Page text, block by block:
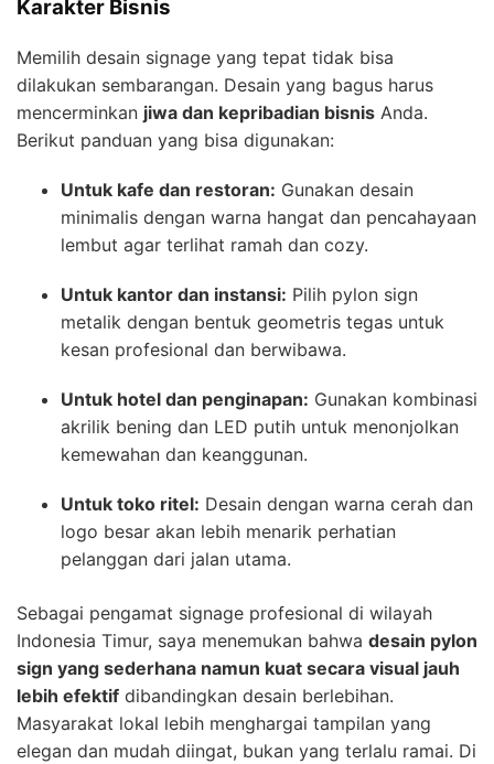
Karakter Bisnis
Memilih desain signage yang tepat tidak bisa
dilakukan sembarangan. Desain yang bagus harus
mencerminkan jiwa dan kepribadian bisnis Anda.
Berikut panduan yang bisa digunakan:
Untuk kafe dan restoran: Gunakan desain
minimalis dengan warna hangat dan pencahayaan
lembut agar terlihat ramah dan cozy.
Untuk kantor dan instansi: Pilih pylon sign
metalik dengan bentuk geometris tegas untuk
kesan profesional dan berwibawa.
Untuk hotel dan penginapan: Gunakan kombinasi
akrilik bening dan LED putih untuk menonjolkan
kemewahan dan keanggunan.
Untuk toko ritel: Desain dengan warna cerah dan
logo besar akan lebih menarik perhatian
pelanggan dari jalan utama.
Sebagai pengamat signage profesional di wilayah
Indonesia Timur, saya menemukan bahwa desain pylon
sign yang sederhana namun kuat secara visual jauh
lebih efektif dibandingkan desain berlebihan.
Masyarakat lokal lebih menghargai tampilan yang
elegan dan mudah diingat, bukan yang terlalu ramai. Di